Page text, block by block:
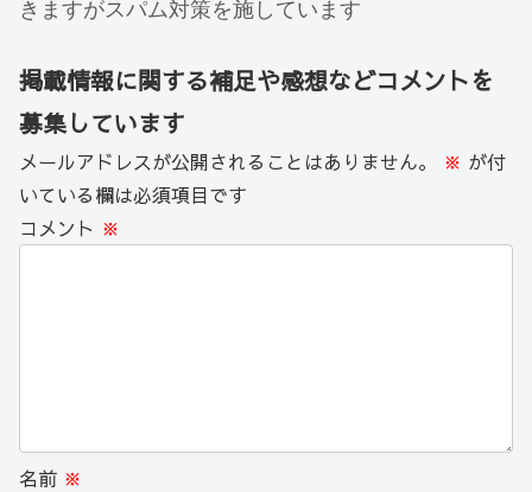
きますがスパム対策を施しています
掲載情報に関する補足や感想などコメントを
募集しています
メールアドレスが公開されることはありません。 ※ が付
いている欄は必須項目です
コメント ※
名前 ※